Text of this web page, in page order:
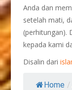
Anda dan
setelah mati,
(perhitungan).
kepada kami
Disalin dari
Home /